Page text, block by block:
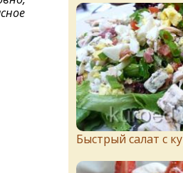
Быстрый салат с